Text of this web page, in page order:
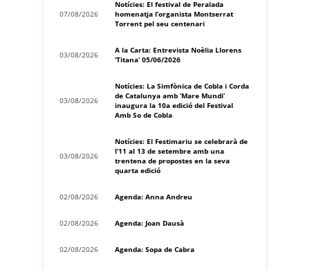
07/08/2026
Notícies: El festival de Peralada
homenatja l’organista Montserrat
Torrent pel seu centenari
03/08/2026
A la Carta: Entrevista Noèlia Llorens
‘Titana’ 05/06/2026
03/08/2026
Notícies: La Simfònica de Cobla i Corda
de Catalunya amb ‘Mare Mundi’
inaugura la 10a edició del Festival
Amb So de Cobla
03/08/2026
Notícies: El Festimariu se celebrarà de
l’11 al 13 de setembre amb una
trentena de propostes en la seva
quarta edició
02/08/2026 Agenda: Anna Andreu
02/08/2026 Agenda: Joan Dausà
02/08/2026 Agenda: Sopa de Cabra